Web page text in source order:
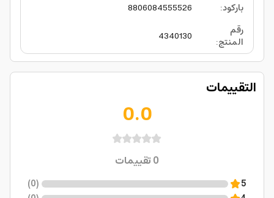
باركود:
8806084555526
رقم
المنتج:
4340130
التقييمات
0.0
0تقييمات
5
(
0
)